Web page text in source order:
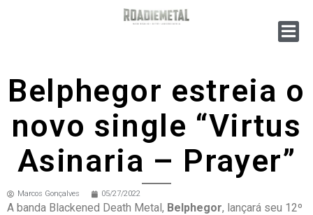
Belphegor estreia o
novo single “Virtus
Asinaria – Prayer”
Marcos Gonçalves 05/27/2022
A banda Blackened Death Metal, Belphegor, lançará seu 12º